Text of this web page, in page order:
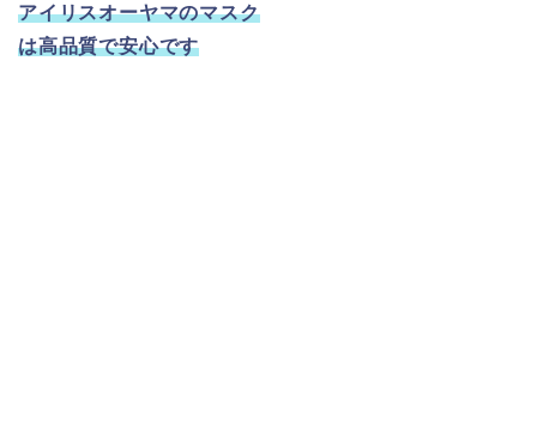
アイリスオーヤマのマスク
は高品質で安心です